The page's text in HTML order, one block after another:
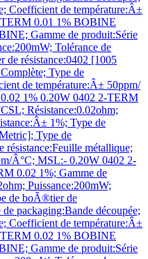
Coefficient de température:Â±
0.01 1% BOBINE
Gamme de produit:Série
Tolérance de
de résistance:0402 [1005
Type de
de température:Â± 50ppm/
1% 0.20W 0402 2-TERM
Résistance:0.02ohm;
1%; Type de
Type de
résistance:Feuille métallique;
Â°C; MSL:- 0.20W 0402 2-
0.02 1%; Gamme de
Puissance:200mW;
de boÃ®tier de
packaging:Bande découpée;
Coefficient de température:Â±
0.02 1% BOBINE
Gamme de produit:Série